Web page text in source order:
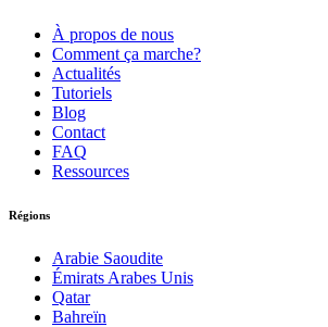
À propos de nous
Comment ça marche?
Actualités
Tutoriels
Blog
Contact
FAQ
Ressources
Régions
Arabie Saoudite
Émirats Arabes Unis
Qatar
Bahreïn